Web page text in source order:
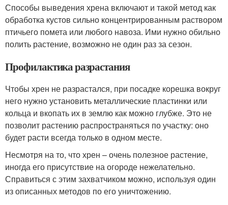
Способы выведения хрена включают и такой метод как
обработка кустов сильно концентрированным раствором
птичьего помета или любого навоза. Ими нужно обильно
полить растение, возможно не один раз за сезон.
Профилактика разрастания
Чтобы хрен не разрастался, при посадке корешка вокруг
него нужно установить металлические пластинки или
кольца и вкопать их в землю как можно глубже. Это не
позволит растению распространяться по участку: оно
будет расти всегда только в одном месте.
Несмотря на то, что хрен – очень полезное растение,
иногда его присутствие на огороде нежелательно.
Справиться с этим захватчиком можно, используя один
из описанных методов по его уничтожению.